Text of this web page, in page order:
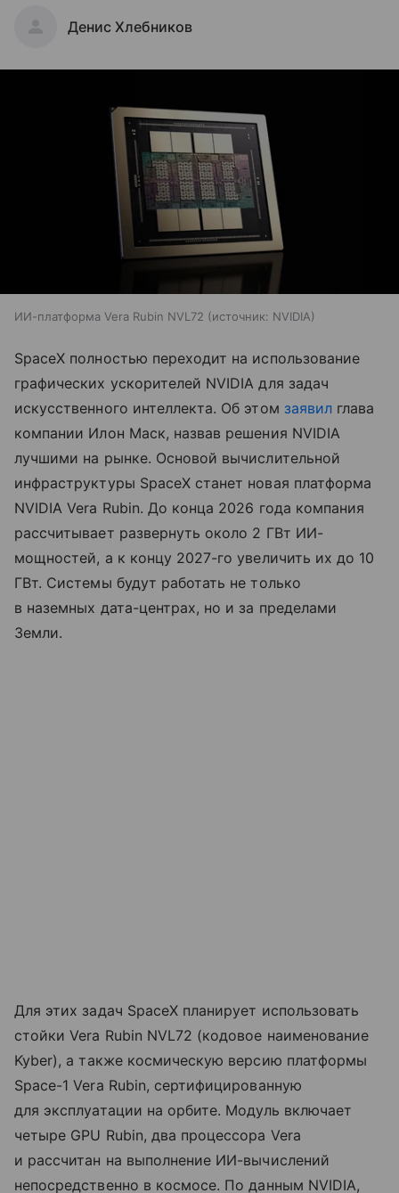
Денис Хлебников
ИИ-платформа Vera Rubin NVL72 источник: NVIDIA
SpaceX полностью переходит на использование
графических ускорителей NVIDIA для задач
искусственного интеллекта. Об этом заявилглава
компании Илон Маск, назвав решения NVIDIA
лучшими на рынке. Основой вычислительной
инфраструктуры SpaceX станет новая платформа
NVIDIA Vera Rubin. До конца 2026 года компания
рассчитывает развернуть около 2 ГВт ИИ-
мощностей, а к концу 2027-го увеличить их до 10
ГВт. Системы будут работать не только
в наземных дата-центрах, но и за пределами
Земли.
Для этих задач SpaceX планирует использовать
стойки Vera Rubin NVL72 (кодовое наименование
Kyber), а также космическую версию платформы
Space-1 Vera Rubin, сертифицированную
для эксплуатации на орбите. Модуль включает
четыре GPU Rubin, два процессора Vera
и рассчитан на выполнение ИИ-вычислений
непосредственно в космосе. По данным NVIDIA,